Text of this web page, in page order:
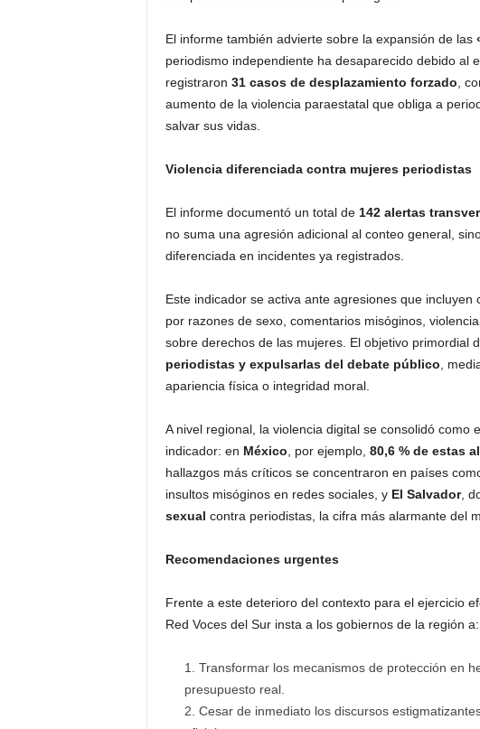
El informe también advierte sobre la expansión de las
periodismo independiente ha desaparecido debido al
registraron 31 casos de desplazamiento forzado ,
aumento de la violencia paraestatal que obliga a
salvar sus vidas.
Violencia diferenciada contra mujeres periodistas
El informe documentó un total de 142 alertas
no suma una agresión adicional al conteo general,
diferenciada en incidentes ya registrados.
Este indicador se activa ante agresiones que
por razones de sexo, comentarios misóginos,
sobre derechos de las mujeres. El objetivo primordial
periodistas y expulsarlas del debate público ,
apariencia física o integridad moral.
A nivel regional, la violencia digital se consolidó
indicador: en México , por ejemplo, 80,6 % de estas
hallazgos más críticos se concentraron en países
insultos misóginos en redes sociales, y El Salvador,
sexual contra periodistas, la cifra más alarmante del
Recomendaciones urgentes
Frente a este deterioro del contexto para el ejercicio
Red Voces del Sur insta a los gobiernos de la región a:
Transformar los mecanismos de protección en
presupuesto real.
Cesar de inmediato los discursos